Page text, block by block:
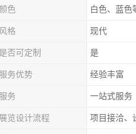
颜色 白色、蓝色
风格 现代
是否可定制 是
服务优势 经验丰富
服务 一站式服务
展览设计流程